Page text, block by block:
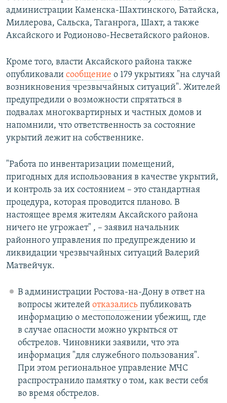
администрации Каменска-Шахтинского, Батайска,
Миллерова, Сальска, Таганрога, Шахт, а также
Аксайского и Родионово-Несветайского районов.
Кроме того, власти Аксайского района также
опубликовали сообщение о 179 укрытиях "на случай
возникновения чрезвычайных ситуаций". Жителей
предупредили о возможности спрятаться в
подвалах многоквартирных и частных домов и
напомнили, что ответственность за состояние
укрытий лежит на собственнике.
"Работа по инвентаризации помещений,
пригодных для использования в качестве укрытий,
и контроль за их состоянием – это стандартная
процедура, которая проводится планово. В
настоящее время жителям Аксайского района
ничего не угрожает" , – заявил начальник
районного управления по предупреждению и
ликвидации чрезвычайных ситуаций Валерий
Матвейчук.
В администрации Ростова-на-Дону в ответ на
вопросы жителей отказались публиковать
информацию о местоположении убежищ, где
в случае опасности можно укрыться от
обстрелов. Чиновники заявили, что эта
информация "для служебного пользования".
При этом региональное управление МЧС
распространило памятку о том, как вести себя
во время обстрелов.